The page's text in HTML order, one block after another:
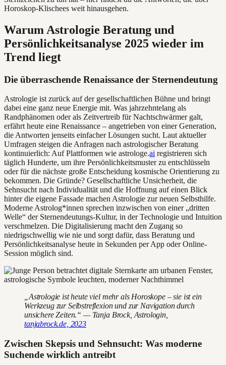
Horoskop-Klischees weit hinausgehen.
Warum Astrologie Beratung und
Persönlichkeitsanalyse 2025 wieder im
Trend liegt
Die überraschende Renaissance der Sternendeutung
Astrologie ist zurück auf der gesellschaftlichen Bühne und bringt
dabei eine ganz neue Energie mit. Was jahrzehntelang als
Randphänomen oder als Zeitvertreib für Nachtschwärmer galt,
erfährt heute eine Renaissance – angetrieben von einer Generation,
die Antworten jenseits einfacher Lösungen sucht. Laut aktueller
Umfragen steigen die Anfragen nach astrologischer Beratung
kontinuierlich: Auf Plattformen wie astrologe.ai registrieren sich
täglich Hunderte, um ihre Persönlichkeitsmuster zu entschlüsseln
oder für die nächste große Entscheidung kosmische Orientierung zu
bekommen. Die Gründe? Gesellschaftliche Unsicherheit, die
Sehnsucht nach Individualität und die Hoffnung auf einen Blick
hinter die eigene Fassade machen Astrologie zur neuen Selbsthilfe.
Moderne Astrolog*innen sprechen inzwischen von einer „dritten
Welle“ der Sternendeutungs-Kultur, in der Technologie und Intuition
verschmelzen. Die Digitalisierung macht den Zugang so
niedrigschwellig wie nie und sorgt dafür, dass Beratung und
Persönlichkeitsanalyse heute in Sekunden per App oder Online-
Session möglich sind.
„Astrologie ist heute viel mehr als Horoskope – sie ist ein
Werkzeug zur Selbstreflexion und zur Navigation durch
unsichere Zeiten.“ — Tanja Brock, Astrologin,
tanjabrock.de, 2023
Zwischen Skepsis und Sehnsucht: Was moderne
Suchende wirklich antreibt